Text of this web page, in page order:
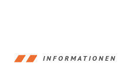
INFORMATIONEN